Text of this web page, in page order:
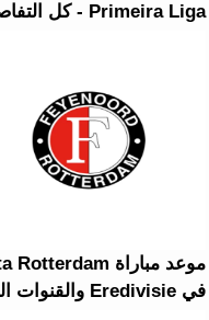
Primeira Liga - كل التفاصيل
في Eredivisie والقنوات الناقلة 2026-08-09